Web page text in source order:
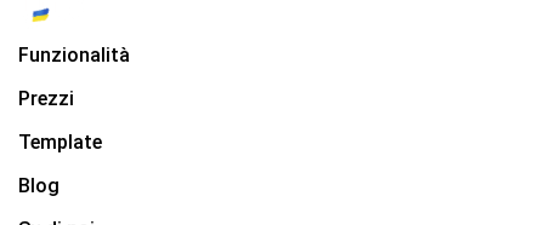
Funzionalità
Prezzi
Template
Blog